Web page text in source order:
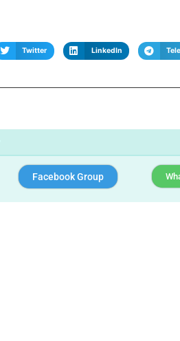
Twitter LinkedIn
Facebook Group